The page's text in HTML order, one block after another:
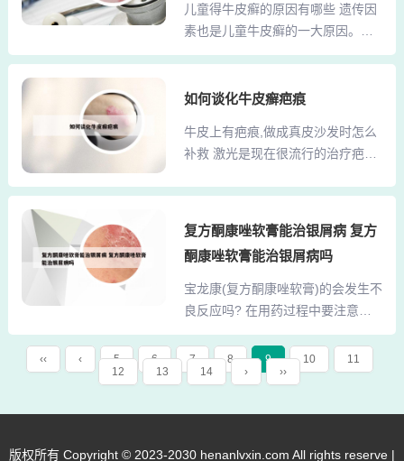
或斑丘疹，有干燥的鳞屑，以后逐
渐扩展而成棕红色斑块，边界...
移动。为了得到正确的诊断，建议
您尽快就医。治疗皮脂腺囊肿的唯
一方法是手术。在治疗期间，请避
眼！简单的处理办法，用温开水泡
剪掉周边突出的死皮。然后用针挑
出鸡眼内的肉刺或者刺物，会疼会
流血，有时候一...
儿童得牛皮癣的原因有哪些 遗传因
素也是儿童牛皮癣的一大原因。婴
儿期的“尿布牛皮癣”是一个明显的例
斑点，伴随着银白色皮屑，如果父
种病症的可能性就更大。上呼吸道
感染同样是儿童牛皮癣的常见诱
因以上呼吸道感染为主，许多患者
发病前常伴有上呼吸道感染的病
童牛皮癣病因的内因。国内外对牛
皮癣进行了大量的医学遗传学研究
虽然有些研究数据不尽亿堵但...
如何谈化牛皮癣疤痕
牛皮上有疤痕,做成真皮沙发时怎么
补救 激光是现在很流行的治疗疤痕
大能量，作用于受损肌肤，受损肌
若干个细小的颗粒，这些颗粒顺着
淋巴细胞排出体外，由于激光是有
选择性的，所以对周围的肌肤不会
带来伤害。②皮面疤痕状况中等的
需要做简单的补伤，磨面，不要去
做涂料层或者只做最轻的涂料层。
发的主流，这些牛皮通常不需要压
搓，将牛皮自身的纹理...
复方酮康唑软膏能治银屑病 复方
酮康唑软膏能治银屑病吗
宝龙康(复方酮康唑软膏)的会发生不
良反应吗? 在用药过程中要注意不
良反应的出现，一旦出现不良反
应，要立即停药或者就医，主要的
不良反应包括局部灼热、瘙痒、刺
感染，还有一部分不良反应可以出
‹‹ ‹ 5 6 7 8 9 10
11
12
13 14 › ››
版权所有 Copyright © 2023-2030 henanlvxin.com All rights reserve |